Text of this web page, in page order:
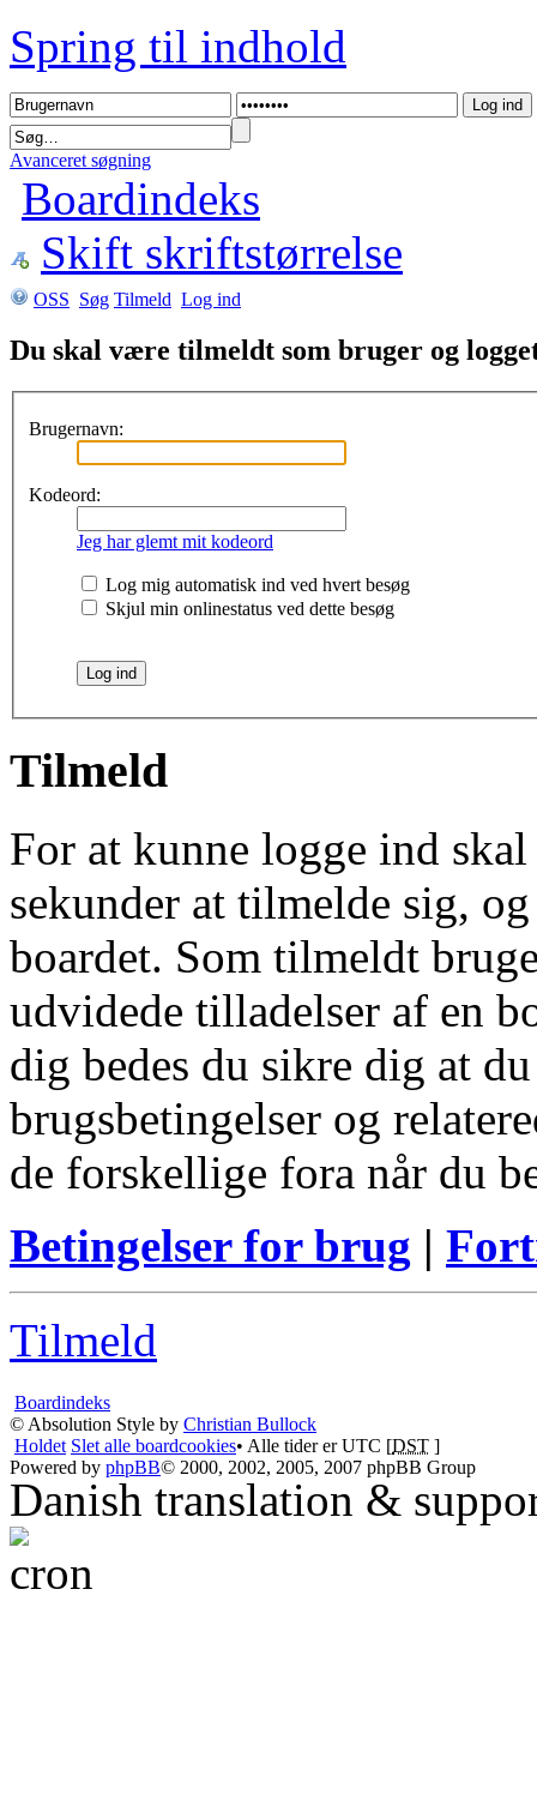
Spring til indhold
Avanceret søgning
Boardindeks
Skift skriftstørrelse
OSS Søg Tilmeld Log ind
Du skal være tilmeldt som bruger og
Brugernavn:
Kodeord:
Jeg har glemt mit kodeord
Log mig automatisk ind ved hvert besøg
Skjul min onlinestatus ved dette besøg
Tilmeld
For at kunne logge ind
sekunder at tilmelde sig,
boardet. Som tilmeldt
udvidede tilladelser af en
dig bedes du sikre dig at
brugsbetingelser og
de forskellige fora når du
Betingelser for brug |
Tilmeld
Boardindeks
© Absolution Style by Christian Bullock
Holdet Slet alle boardcookies• Alle tider er UTC [DST ]
Powered by phpBB© 2000, 2002, 2005, 2007 phpBB Group
Danish translation &